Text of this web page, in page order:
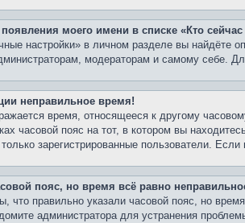
появления моего имени в списке «Кто
настройки» в личном разделе вы найдёте
модераторам и самому себе.
неправильное время!
время, относящееся к другому
часовой пояс на тот, в котором вы
только зарегистрированные пользователи.
пояс, но время всё равно
что правильно указали часовой пояс, но
администратора для устранения